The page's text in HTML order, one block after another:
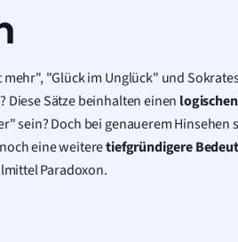
"Glück im Unglück" und
Diese Sätze beinhalten einen
sein? Doch bei genauerem Hinsehen
eine weiteretiefgründigere
Paradoxon.